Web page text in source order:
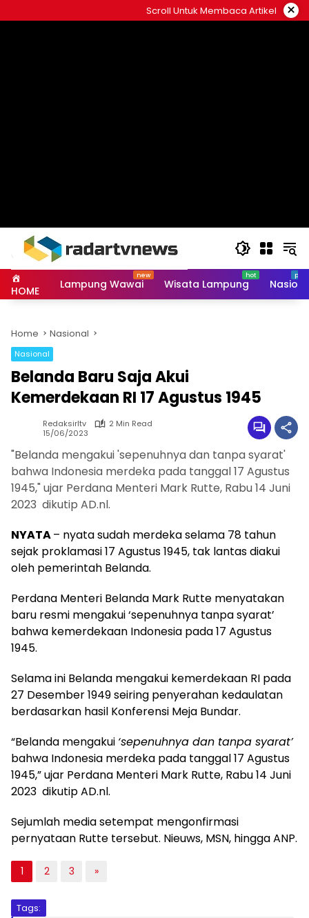
to
Scroll Untuk Membaca Artikel ×
HOME Lampung Wawai Wisata Lampung
Home Nasional
Nasional
Belanda Baru Saja Akui
Kemerdekaan RI 17 Agustus 1945
Redaksirltv
2 Min Read
15/06/2023
"Belanda mengakui 'sepenuhnya dan tanpa syarat'
bahwa Indonesia merdeka pada tanggal 17 Agustus
1945," ujar Perdana Menteri Mark Rutte, Rabu 14 Juni
2023 dikutip AD.nl.
NYATA– nyata sudah merdeka selama 78 tahun
sejak proklamasi 17 Agustus 1945, tak lantas diakui
oleh pemerintah Belanda.
Perdana Menteri Belanda Mark Rutte menyatakan
baru resmi mengakui ‘sepenuhnya tanpa syarat’
bahwa kemerdekaan Indonesia pada 17 Agustus
1945.
Selama ini Belanda mengakui kemerdekaan RI pada
27 Desember 1949 seiring penyerahan kedaulatan
berdasarkan hasil Konferensi Meja Bundar.
“Belanda mengakui ‘sepenuhnya dan tanpa syarat’
bahwa Indonesia merdeka pada tanggal 17 Agustus
1945,” ujar Perdana Menteri Mark Rutte, Rabu 14 Juni
2023 dikutip AD.nl.
Sejumlah media setempat mengonfirmasi
pernyataan Rutte tersebut. Nieuws, MSN, hingga ANP.
1 2 3 »
Tags: